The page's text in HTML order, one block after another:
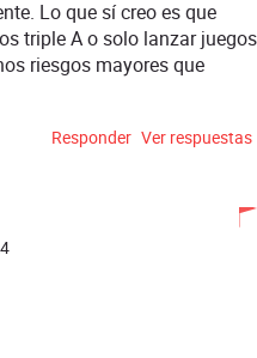
Lo que sí creo es que
triple A o solo lanzar juegos
riesgos mayores que
Responder Ver respuestas